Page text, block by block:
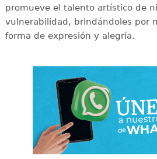
promueve el talento artístico de
vulnerabilidad, brindándoles por
forma de expresión y alegría.